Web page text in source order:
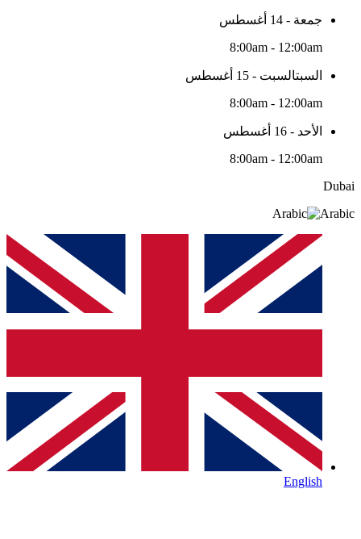
جمعة - 14 أغسطس
8:00am - 12:00am
السبتالسبت - 15 أغسطس
8:00am - 12:00am
الأحد - 16 أغسطس
8:00am - 12:00am
Dubai
Arabic
English